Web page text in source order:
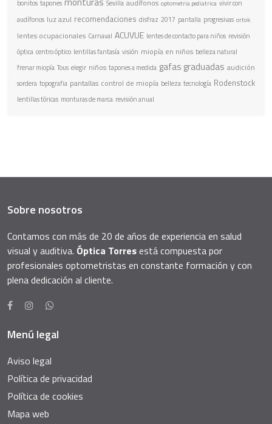
bonitos tapones Sevilla audífonos optometria pediatrica vivir con
audífonos luz azul recomendaciones disfraz 2017 pantalla progresivas ortok
lentes ocupacionales Carnaval ACUVUE lentes de contacto para niños revisión
óptica centro óptico lentillas fantasía visión miopía en niños belleza natural
frenar miopía Tous elegir niños tapones a medida gafas graduadas audición
sordera topografia pantallas control de miopía belleza tecnología Rodenstock
lentillas tóricas monturas de marca revisión anual
Sobre nosotros
Contamos con más de 20 de años de experiencia en salud
visual y auditiva. Óptica Torresestá compuesta por
profesionales optometristas en constante formación y con
plena dedicación al cliente.
Menú legal
Aviso legal
Política de privacidad
Política de cookies
Mapa web